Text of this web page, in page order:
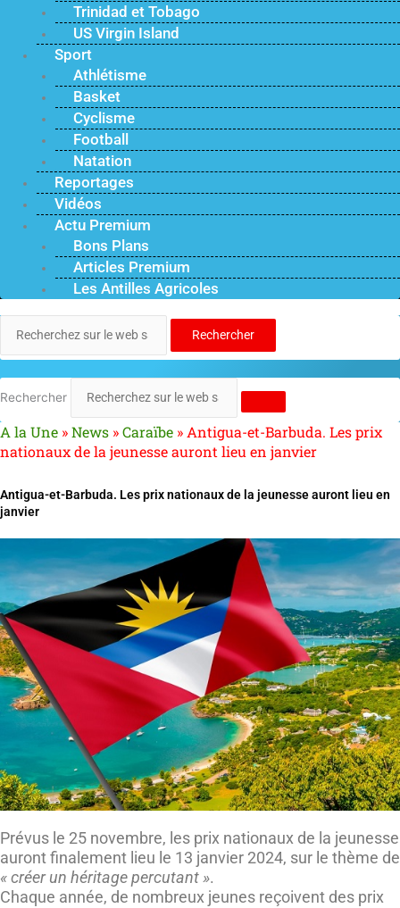
Trinidad et Tobago
US Virgin Island
Sport
Athlétisme
Basket
Cyclisme
Football
Natation
Reportages
Vidéos
Actu Premium
Bons Plans
Articles Premium
Les Antilles Agricoles
Rechercher
Rechercher
A la Une »News »Caraïbe »Antigua-et-Barbuda. Les prix
nationaux de la jeunesse auront lieu en janvier
Antigua-et-Barbuda. Les prix nationaux de la jeunesse auront lieu en
janvier
Prévus le 25 novembre, les prix nationaux de la jeunesse
auront finalement lieu le 13 janvier 2024, sur le thème de
« créer un héritage percutant ».
Chaque année, de nombreux jeunes reçoivent des prix